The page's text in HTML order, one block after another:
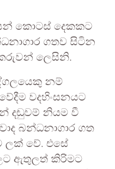
කොටස් දෙකකට
ගතව සිටින
ලෙසිනි.
නම්
වදහිංසනයට
දඬුවම් නියම වී
බන්ධනාගාර ගත
ලක් වේ. එසේ
ඇතුලත් කිරිමට